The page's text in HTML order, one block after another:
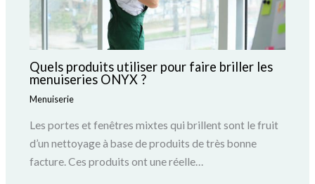
Quels produits utiliser pour faire briller les
menuiseries ONYX ?
Menuiserie
Les portes et fenêtres mixtes qui brillent sont le fruit
d’un nettoyage à base de produits de très bonne
facture. Ces produits ont une réelle…